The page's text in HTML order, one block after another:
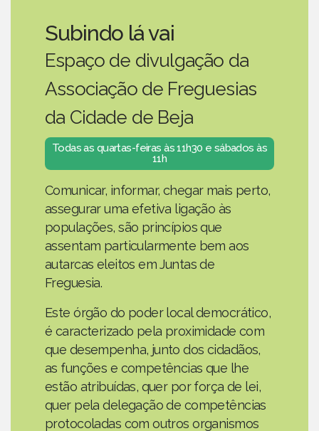
Subindo lá vai
Espaço de divulgação da
Associação de Freguesias
da Cidade de Beja
Todas as quartas-feiras às 11h30 e sábados às
11h
Comunicar, informar, chegar mais perto,
assegurar uma efetiva ligação às
populações, são princípios que
assentam particularmente bem aos
autarcas eleitos em Juntas de
Freguesia.
Este órgão do poder local democrático,
é caracterizado pela proximidade com
que desempenha, junto dos cidadãos,
as funções e competências que lhe
estão atribuídas, quer por força de lei,
quer pela delegação de competências
protocoladas com outros organismos